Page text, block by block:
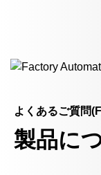
よくあるご質問
製品に